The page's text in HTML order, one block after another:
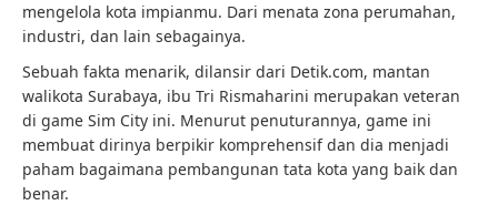
mengelola kota impianmu. Dari menata zona perumahan,
industri, dan lain sebagainya.
Sebuah fakta menarik, dilansir dari Detik.com, mantan
walikota Surabaya, ibu Tri Rismaharini merupakan veteran
di game Sim City ini. Menurut penuturannya, game ini
membuat dirinya berpikir komprehensif dan dia menjadi
paham bagaimana pembangunan tata kota yang baik dan
benar.